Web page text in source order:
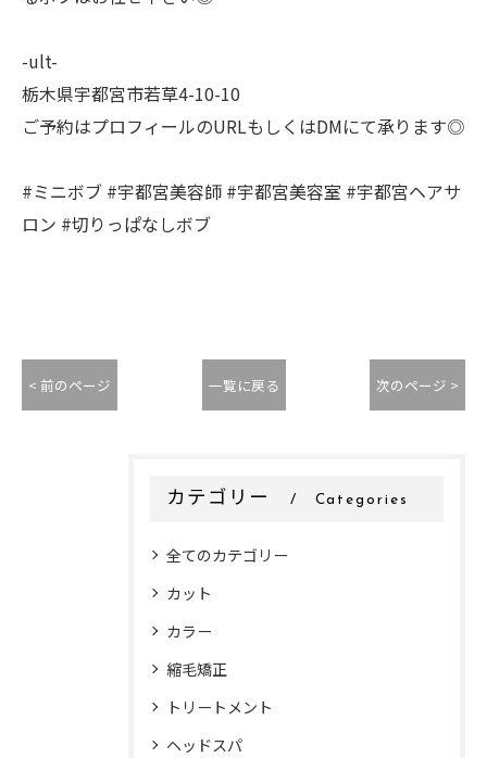
-ult-
栃木県宇都宮市若草4-10-10
ご予約はプロフィールのURLもしくはDMにて承ります◎
#ミニボブ #宇都宮美容師 #宇都宮美容室 #宇都宮ヘアサ
ロン #切りっぱなしボブ
< 前のページ 一覧に戻る 次のページ >
カテゴリー Categories
全てのカテゴリー
カット
カラー
縮毛矯正
トリートメント
ヘッドスパ